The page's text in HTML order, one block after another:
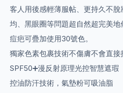
客人用後感輕薄服帖、更持久不
均、黑眼圈等問題超自然超完美地
痘疤可疊加使用30號色。
獨家色素包裹技術不傷膚不會直接
SPF50➕漫反射原理光控智慧遮瑕
控油防汗技術，氣墊粉可吸油脂